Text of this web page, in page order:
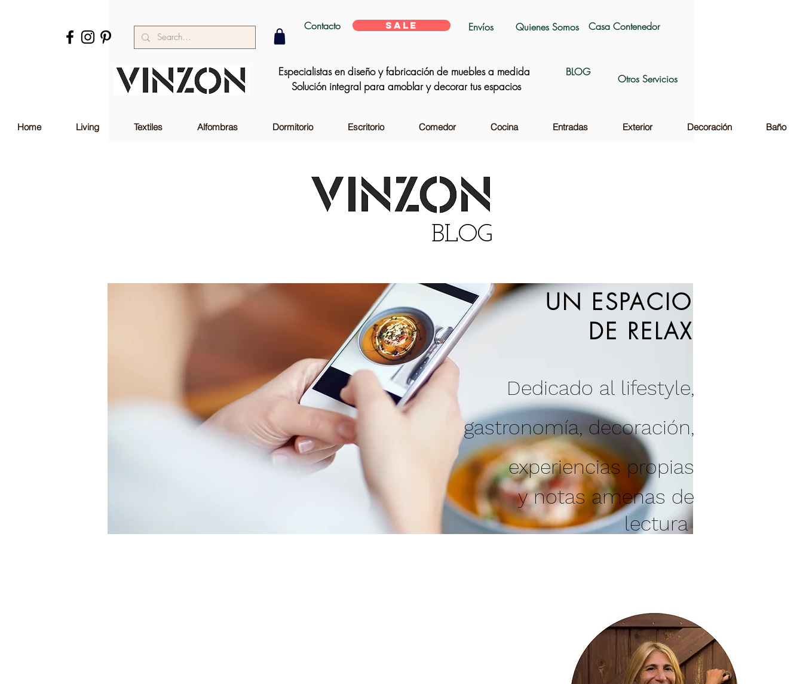
Contacto SALE Envíos Quienes Somos Casa Contenedor
Especialistas en diseño y fabricación de muebles a medida
Solución integral para amoblar y decorar tus espacios
BLOG
Otros Servicios
Home Living Textiles Alfombras Dormitorio Escritorio Comedor Cocina Entradas Exterior Decoración Baño
BLOG
UN ESPACIO
DE RELAX
Dedicado al lifestyle,
gastronomía, decoración,
experiencias propias
y notas amenas de
lectura